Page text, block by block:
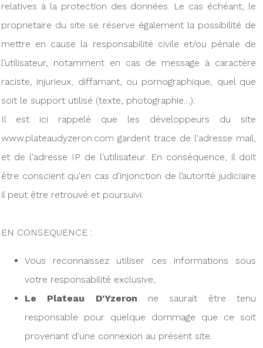
relatives à la protection des données. Le cas échéant, le
proprietaire du site se réserve également la possibilité de
mettre en cause la responsabilité civile et/ou pénale de
l’utilisateur, notamment en cas de message à caractère
raciste, injurieux, diffamant, ou pornographique, quel que
soit le support utilisé (texte, photographie…).
Il est ici rappelé que les développeurs du site
www.plateaudyzeron.com gardent trace de l'adresse mail,
et de l'adresse IP de l'utilisateur. En conséquence, il doit
être conscient qu'en cas d'injonction de l’autorité judiciaire
il peut être retrouvé et poursuivi.
EN CONSEQUENCE :
Vous reconnaissez utiliser ces informations sous
votre responsabilité exclusive,
Le Plateau D'Yzeron ne saurait être tenu
responsable pour quelque dommage que ce soit
provenant d'une connexion au présent site.